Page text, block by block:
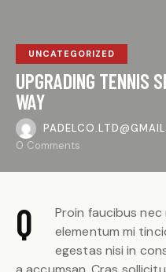
UNCATEGORIZED
UPGRADING TENNIS
WAY
0 Comments
Q
Proin faucibus nec
elementum mi
egestas nisi in